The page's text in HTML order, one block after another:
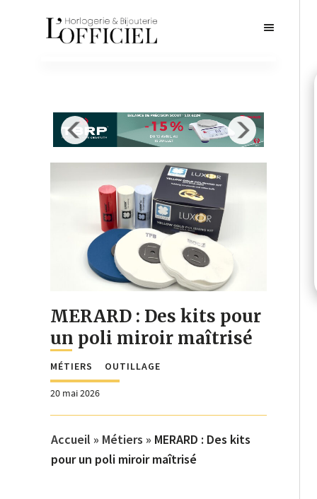
MERARD : Des kits pour
un poli miroir maîtrisé
MÉTIERS OUTILLAGE
20 mai 2026
Accueil » Métiers » MERARD : Des kits
pour un poli miroir maîtrisé